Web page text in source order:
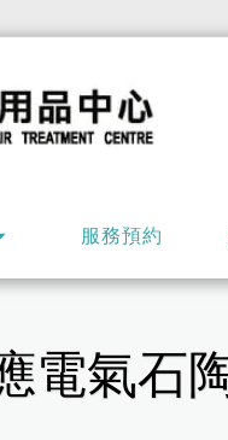
服務預約
應電氣